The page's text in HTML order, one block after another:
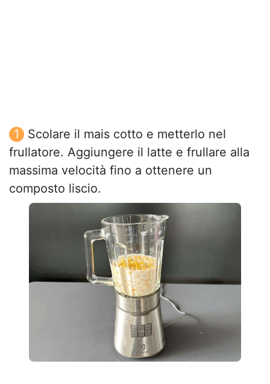
Scolare il mais cotto e metterlo nel
frullatore. Aggiungere il latte e frullare alla
massima velocità fino a ottenere un
composto liscio.